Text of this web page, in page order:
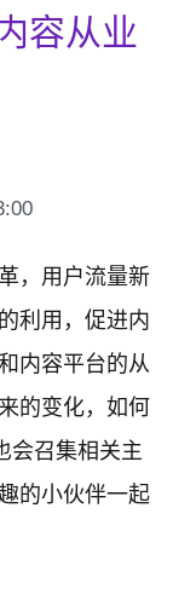
容从业
，用户流量新
利用，促进内
内容平台的从
的变化，如何
会召集相关主
的小伙伴一起